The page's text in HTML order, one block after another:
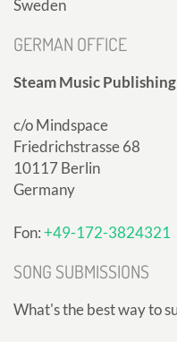
Sweden
GERMAN OFFICE
Steam Music
c/o Mindspace
Friedrichstrasse 68
10117 Berlin
Germany
Fon:+49-172-3824321
SONG SUBMISSIONS
What's the best way to